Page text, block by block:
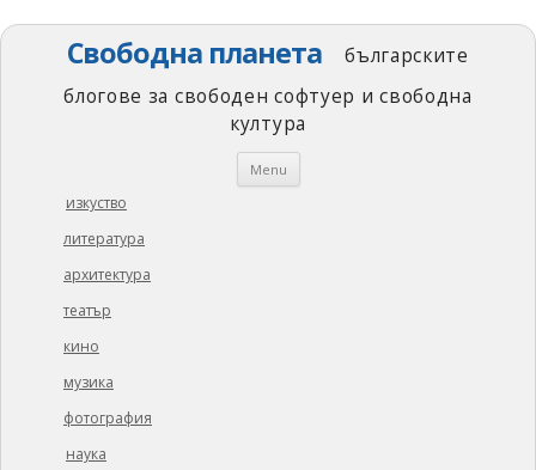
Свободна планета
българските
блогове за свободен софтуер и свободна
култура
Menu Skip
изкуство
литература
архитектура
театър
кино
музика
фотография
наука